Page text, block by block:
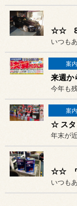
☆☆ 86
案内
来週か
今年も
案内
☆☆ ワ